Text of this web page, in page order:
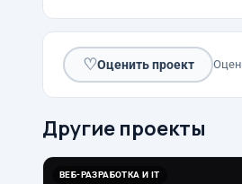
♡Оценить проект
Другие проекты
ВЕБ-РАЗРАБОТКА И IT